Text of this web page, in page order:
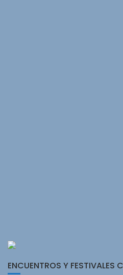
ENCUENTROS Y FESTIVALES